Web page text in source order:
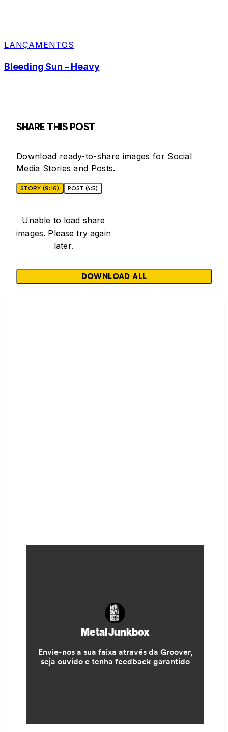
LANÇAMENTOS
Bleeding Sun – Heavy
SHARE THIS POST
Download ready-to-share images for Social
Media Stories and Posts.
STORY (9:16) POST (4:5)
Unable to load share
images. Please try again
later.
DOWNLOAD ALL